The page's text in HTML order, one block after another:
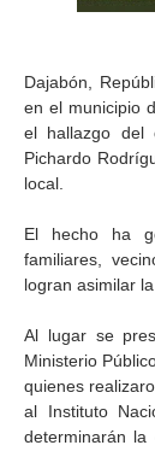
Dajabón,
en el municipio
el hallazgo del
Pichardo
local.
El hecho ha
familiares,
logran asimilar
Al lugar se
Ministerio
quienes
al Instituto
determinarán la